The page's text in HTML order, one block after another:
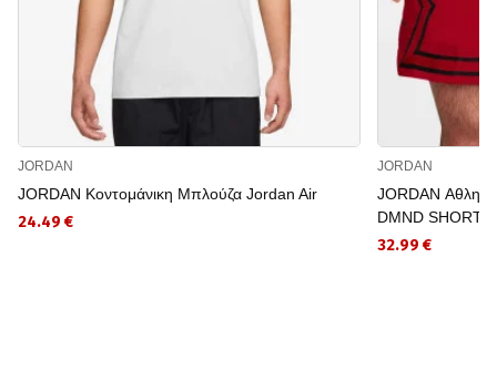
JORDAN
JORDAN Κοντομάνικη Μπλούζα Jordan Air
24.49 €
JORDAN
JORDAN
DMND SHORT
32.99 €